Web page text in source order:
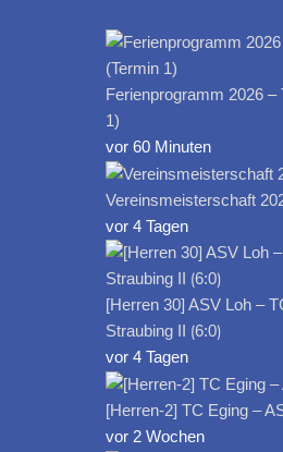
Ferienprogramm 2026 –
1)
vor 60 Minuten
Vereinsmeisterschaft
vor 4 Tagen
[Herren 30] ASV Loh –
Straubing II ⟮6:0⟯
vor 4 Tagen
[Herren-2] TC Eging –
vor 2 Wochen